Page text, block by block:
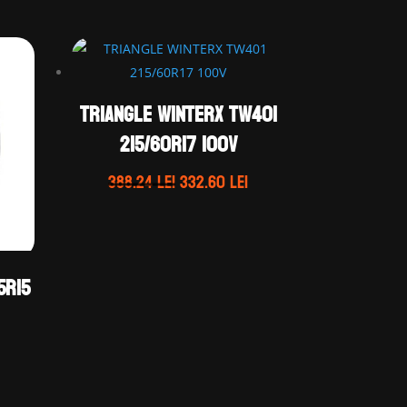
TRIANGLE WINTERX TW401
215/60R17 100V
388.24leiPrețul
332.60leiPrețul